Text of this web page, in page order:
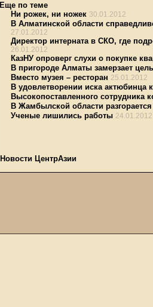
Еще по теме
Ни рожек, ни ножек 30.01.2012
В Алматинской области
27.01.2012
Директор интерната в СКО, где
26.01.2012
КазНУ опроверг слухи о покупке
В пригороде Алматы замерзает
Вместо музея – ресторан 25.01.2012
В удовлетворении иска
Высокопоставленного сотрудника
В Жамбылской области
Ученые лишились работы 24.01.2012
Новости ЦентрАзии